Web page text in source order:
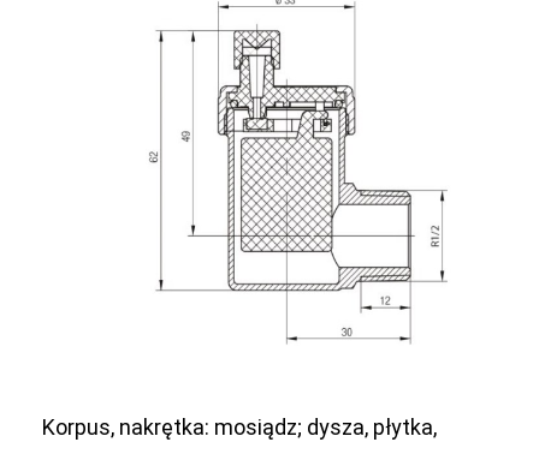
Korpus, nakrętka: mosiądz; dysza, płytka,